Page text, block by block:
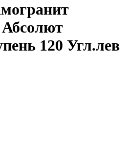
120 Угл.лев